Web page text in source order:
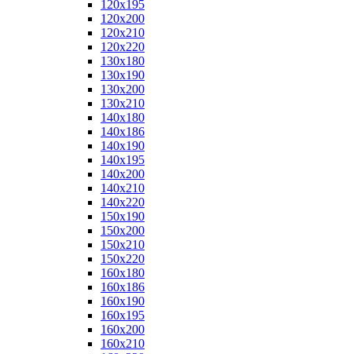
120x195
120x200
120x210
120x220
130x180
130x190
130x200
130x210
140x180
140x186
140x190
140x195
140x200
140x210
140x220
150x190
150x200
150x210
150x220
160x180
160x186
160x190
160x195
160x200
160x210